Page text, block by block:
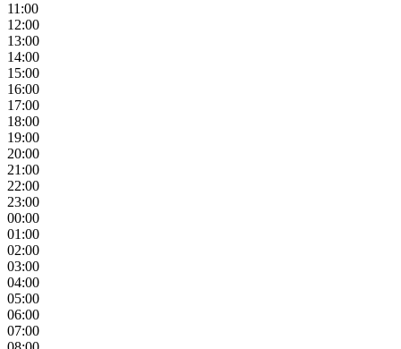
11:00
12:00
13:00
14:00
15:00
16:00
17:00
18:00
19:00
20:00
21:00
22:00
23:00
00:00
01:00
02:00
03:00
04:00
05:00
06:00
07:00